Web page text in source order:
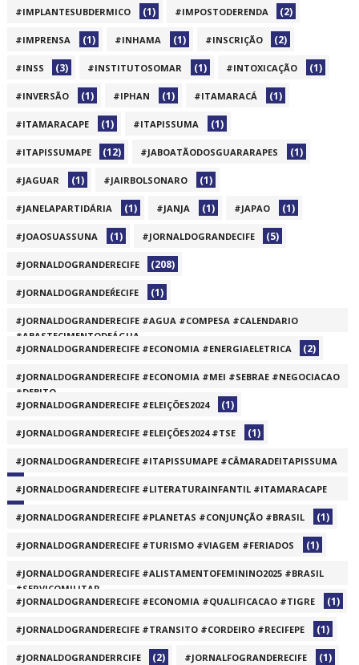
#IMPLANTESUBDERMICO (1) #IMPOSTODERENDA (2)
#IMPRENSA (1) #INHAMA (1) #INSCRIÇÃO (2)
#INSS (3) #INSTITUTOSOMAR (1) #INTOXICAÇÃO (1)
#INVERSÃO (1) #IPHAN (1) #ITAMARACÁ (1)
#ITAMARACAPE (1) #ITAPISSUMA (1)
#ITAPISSUMAPE (12) #JABOATÃODOSGUARARAPES (1)
#JAGUAR (1) #JAIRBOLSONARO (1)
#JANELAPARTIDÁRIA (1) #JANJA (1) #JAPAO (1)
#JOAOSUASSUNA (1) #JORNALDOGRANDECIFE (5)
#JORNALDOGRANDERECIFE (208)
#JORNALDOGRANDEŔECIFE (1)
#JORNALDOGRANDERECIFE #AGUA #COMPESA #CALENDARIO
#ABASTECIMENTODEÁGUA
(1)
#JORNALDOGRANDERECIFE #ECONOMIA #ENERGIAELETRICA (2)
#JORNALDOGRANDERECIFE #ECONOMIA #MEI #SEBRAE #NEGOCIACAO
#DEBITO
(1)
#JORNALDOGRANDERECIFE #ELEIÇÕES2024 (1)
#JORNALDOGRANDERECIFE #ELEIÇÕES2024 #TSE (1)
#JORNALDOGRANDERECIFE #ITAPISSUMAPE #CÂMARADEITAPISSUMA
(1)
#JORNALDOGRANDERECIFE #LITERATURAINFANTIL #ITAMARACAPE
(1)
#JORNALDOGRANDERECIFE #PLANETAS #CONJUNÇÃO #BRASIL (1)
#JORNALDOGRANDERECIFE #TURISMO #VIAGEM #FERIADOS (1)
#JORNALDOGRANDERECIFE #ALISTAMENTOFEMININO2025 #BRASIL
#SERVIÇOMILITAR
(1)
#JORNALDOGRANDERECIFE #ECONOMIA #QUALIFICACAO #TIGRE (1)
#JORNALDOGRANDERECIFE #TRANSITO #CORDEIRO #RECIFEPE (1)
#JORNALDOGRANDERRCIFE (2) #JORNALFOGRANDERECIFE (1)